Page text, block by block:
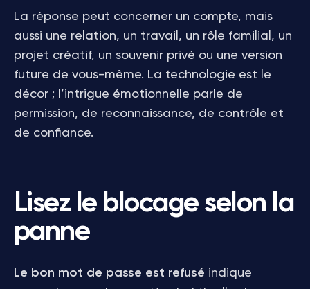
La réponse peut concerner un compte, mais
aussi une relation, un travail, un rôle familial, un
projet créatif, un souvenir privé ou une version
future de vous-même. La technologie est le
décor ; l’intrigue émotionnelle parle de
permission, de reconnaissance, de contrôle et
de confiance.
Lisez le blocage selon la
panne
Le bon mot de passe est refusé indique